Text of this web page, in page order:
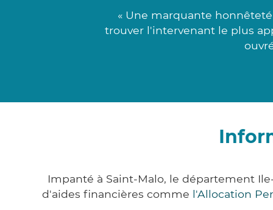
« Une marquante
trouver l'intervenant le plus
Impanté à Saint-Malo, le département
d'aides financières comme l'Allocation